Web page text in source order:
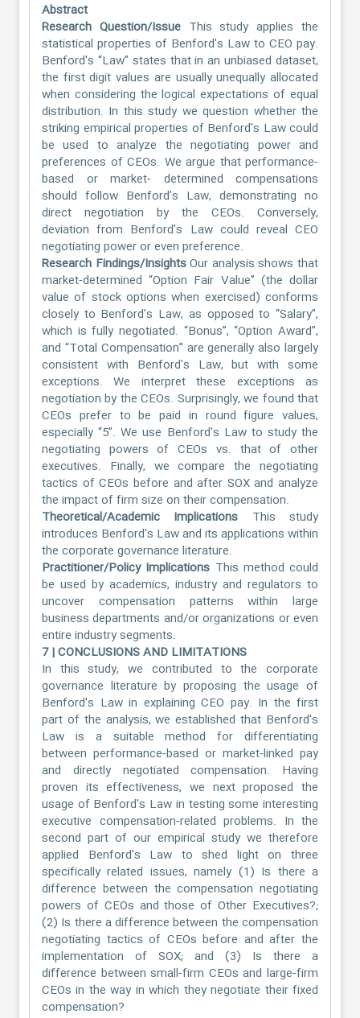
Abstract
Research Question/IssueThis study applies the
statistical properties of Benford's Law to CEO pay.
Benford's “Law” states that in an unbiased dataset,
the first digit values are usually unequally allocated
when considering the logical expectations of equal
distribution. In this study we question whether the
striking empirical properties of Benford's Law could
be used to analyze the negotiating power and
preferences of CEOs. We argue that performance‐
based or market‐ determined compensations
should follow Benford's Law, demonstrating no
direct negotiation by the CEOs. Conversely,
deviation from Benford's Law could reveal CEO
negotiating power or even preference.
Research Findings/InsightsOur analysis shows that
market‐determined “Option Fair Value” (the dollar
value of stock options when exercised) conforms
closely to Benford's Law, as opposed to “Salary”,
which is fully negotiated. “Bonus”, “Option Award”,
and “Total Compensation” are generally also largely
consistent with Benford's Law, but with some
exceptions. We interpret these exceptions as
negotiation by the CEOs. Surprisingly, we found that
CEOs prefer to be paid in round figure values,
especially “5”. We use Benford's Law to study the
negotiating powers of CEOs vs. that of other
executives. Finally, we compare the negotiating
tactics of CEOs before and after SOX and analyze
the impact of firm size on their compensation.
Theoretical/Academic Implications This study
introduces Benford's Law and its applications within
the corporate governance literature.
Practitioner/Policy Implications This method could
be used by academics, industry and regulators to
uncover compensation patterns within large
business departments and/or organizations or even
entire industry segments.
7 | CONCLUSIONS AND LIMITATIONS
In this study, we contributed to the corporate
governance literature by proposing the usage of
Benford's Law in explaining CEO pay. In the first
part of the analysis, we established that Benford's
Law is a suitable method for differentiating
between performance‐based or market‐linked pay
and directly negotiated compensation. Having
proven its effectiveness, we next proposed the
usage of Benford's Law in testing some interesting
executive compensation‐related problems. In the
second part of our empirical study we therefore
applied Benford's Law to shed light on three
specifically related issues, namely (1) Is there a
difference between the compensation negotiating
powers of CEOs and those of Other Executives?;
(2) Is there a difference between the compensation
negotiating tactics of CEOs before and after the
implementation of SOX; and (3) Is there a
difference between small‐firm CEOs and large‐firm
CEOs in the way in which they negotiate their fixed
compensation?